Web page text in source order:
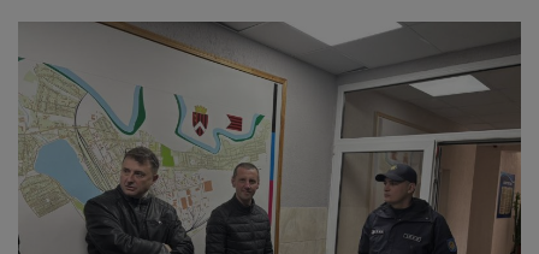
Viceprimari
Organigrama
Aparatul
primăriei